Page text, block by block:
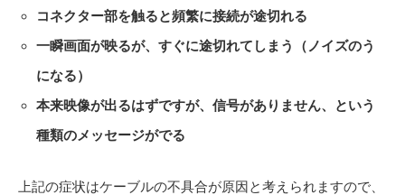
コネクター部を触ると頻繁に接続が途切れる
一瞬画面が映るが、すぐに途切れてしまう（ノイズのう
になる）
本来映像が出るはずですが、信号がありません、という
種類のメッセージがでる
上記の症状はケーブルの不具合が原因と考えられますので、